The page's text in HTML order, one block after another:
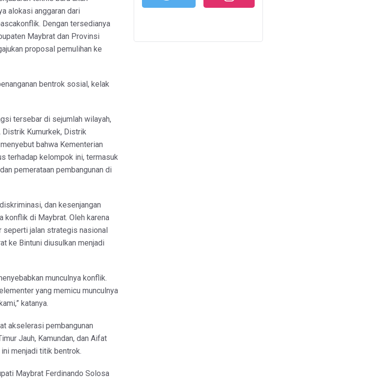
alokasi anggaran dari
Dengan tersedianya
Maybrat dan Provinsi
proposal pemulihan ke
bentrok sosial, kelak
tersebar di sejumlah wilayah,
Kumurkek, Distrik
bahwa Kementerian
terhadap kelompok ini, termasuk
pemerataan pembangunan di
dan kesenjangan
konflik di Maybrat. Oleh karena
seperti jalan strategis nasional
ke Bintuni diusulkan menjadi
munculnya konflik.
yang memicu munculnya
katanya.
akselerasi pembangunan
Jauh, Kamundan, dan Aifat
menjadi titik bentrok.
Maybrat Ferdinando Solosa